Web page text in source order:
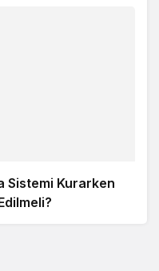
Sistemi Kurarken